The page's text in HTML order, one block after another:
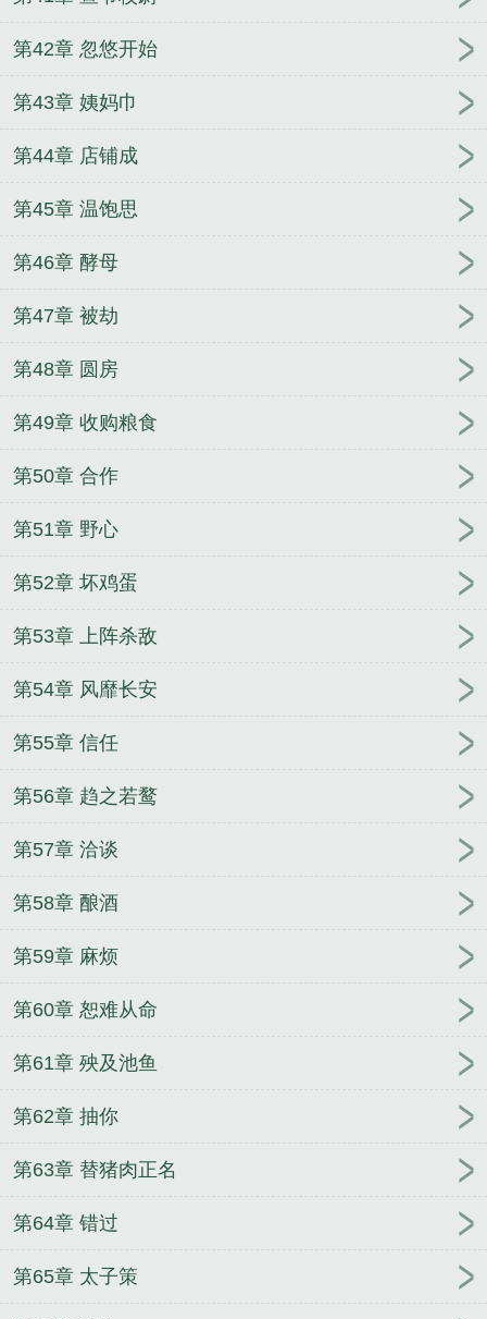
第42章 忽悠开始
第43章 姨妈巾
第44章 店铺成
第45章 温饱思
第46章 酵母
第47章 被劫
第48章 圆房
第49章 收购粮食
第50章 合作
第51章 野心
第52章 坏鸡蛋
第53章 上阵杀敌
第54章 风靡长安
第55章 信任
第56章 趋之若鹜
第57章 洽谈
第58章 酿酒
第59章 麻烦
第60章 恕难从命
第61章 殃及池鱼
第62章 抽你
第63章 替猪肉正名
第64章 错过
第65章 太子策